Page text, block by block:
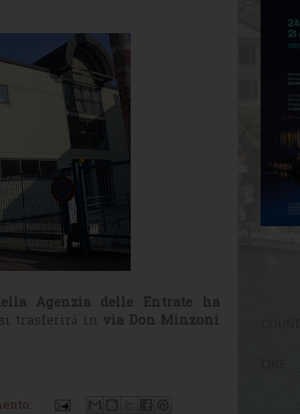
Agenzia delle Entrate ha
trasferirà in via Don Minzoni